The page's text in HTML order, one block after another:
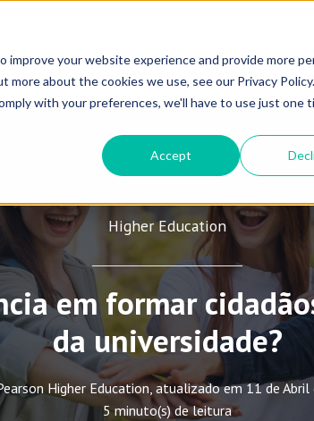
your website experience and provide more
about the cookies we use, see our Privacy Policy.
with your preferences, we'll have to use just one
Accept
VOLTA ÀS AULAS 2026 E-COMMERCE
Higher Education
em formar
da universidade?
Higher Education, atualizado em 11 de Abril
5 minuto(s) de leitura